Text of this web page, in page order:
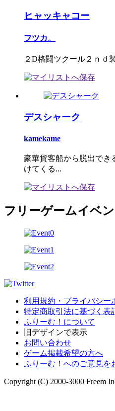
ヒャッキャコー
フツカ。
２D格闘ツクール２ｎｄ
デスシャーク
kamekame
豪華貨客船から脱出で
けてくる...
フリーゲームイベン
利用規約・プライバシー
特定商取引法に基づく表
ふりーむ！について
旧デザインで表示
お問い合わせ
ゲーム掲載希望の方へ
ふりーむ！へのご意見を
Copyright (C) 2000-3000 Freem